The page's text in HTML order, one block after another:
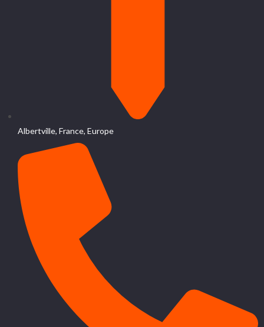
Albertville, France, Europe